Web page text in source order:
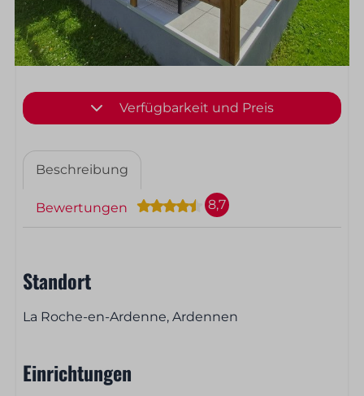
Verfügbarkeit und Preis
Beschreibung
Bewertungen 8,7
Standort
La Roche-en-Ardenne, Ardennen
Einrichtungen